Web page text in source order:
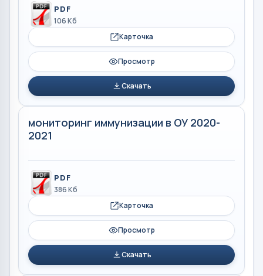
PDF
106 Кб
Карточка
Просмотр
Скачать
мониторинг иммунизации в ОУ 2020-
2021
PDF
386 Кб
Карточка
Просмотр
Скачать